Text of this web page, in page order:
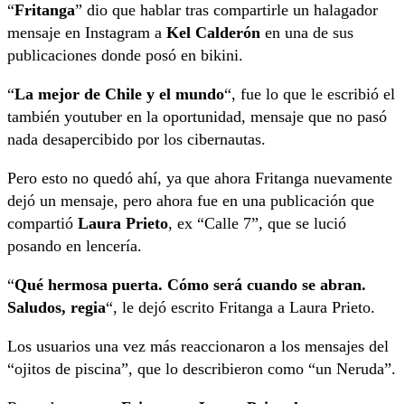
“Fritanga” dio que hablar tras compartirle un halagador
mensaje en Instagram a Kel Calderón en una de sus
publicaciones donde posó en bikini.
“La mejor de Chile y el mundo“, fue lo que le escribió el
también youtuber en la oportunidad, mensaje que no pasó
nada desapercibido por los cibernautas.
Pero esto no quedó ahí, ya que ahora Fritanga nuevamente
dejó un mensaje, pero ahora fue en una publicación que
compartió Laura Prieto, ex “Calle 7”, que se lució
posando en lencería.
“Qué hermosa puerta. Cómo será cuando se abran.
Saludos, regia“, le dejó escrito Fritanga a Laura Prieto.
Los usuarios una vez más reaccionaron a los mensajes del
“ojitos de piscina”, que lo describieron como “un Neruda”.